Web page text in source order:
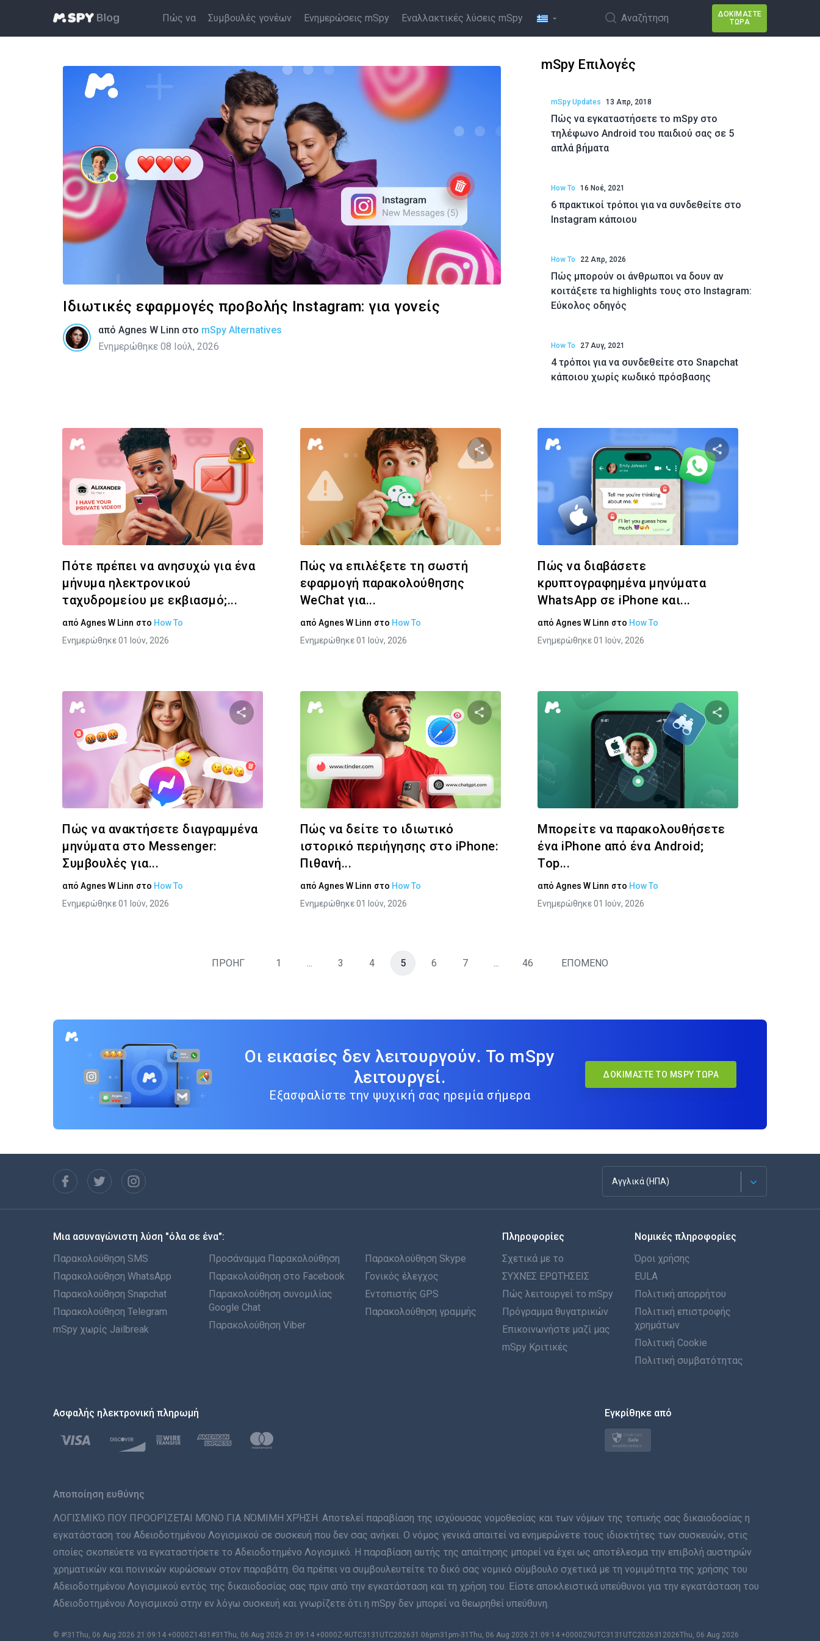
Πώς να Συμβουλές γονέων Ενημερώσεις mSpy Εναλλακτικές λύσεις mSpy Αναζήτηση
ΔΟΚΙΜΆΣΤΕ
ΤΏΡΑ
Ιδιωτικές εφαρμογές προβολής Instagram: για γονείς
από Agnes W Linn στο mSpy Alternatives
Ενημερώθηκε 08 Ιούλ, 2026
mSpy Επιλογές
mSpy Updates 13 Απρ, 2018
Πώς να εγκαταστήσετε το mSpy στο
τηλέφωνο Android του παιδιού σας σε 5
απλά βήματα
How To 16 Νοέ, 2021
6 πρακτικοί τρόποι για να συνδεθείτε στο
Instagram κάποιου
How To 22 Απρ, 2026
Πώς μπορούν οι άνθρωποι να δουν αν
κοιτάξετε τα highlights τους στο Instagram:
Εύκολος οδηγός
How To 27 Αυγ, 2021
4 τρόποι για να συνδεθείτε στο Snapchat
κάποιου χωρίς κωδικό πρόσβασης
Κοινοποιήστε αυτό το άρθρο
Twitter Facebook Αντιγραφή Συνδέσμου
Πότε πρέπει να ανησυχώ για ένα
μήνυμα ηλεκτρονικού
ταχυδρομείου με εκβιασμό;...
απόAgnes W Linn στο How To
Ενημερώθηκε 01 Ιούν, 2026
Κοινοποιήστε αυτό το άρθρο
Twitter Αντιγραφή Συνδέσμου
Πώς να επιλέξετε τη σωστή
εφαρμογή παρακολούθησης
WeChat για...
από Agnes W Linn στο How To
Ενημερώθηκε 01 Ιούν, 2026
Κοινοποιήστε αυτό
Πώς να διαβάσετε
κρυπτογραφημένα μηνύματα
WhatsApp σε iPhone και...
απόAgnes W Linn στο How To
Ενημερώθηκε 01 Ιούν, 2026
Κοινοποιήστε αυτό το άρθρο
Twitter Αντιγραφή Συνδέσμου
Πώς να ανακτήσετε διαγραμμένα
μηνύματα στο Messenger:
Συμβουλές για...
απόAgnes W Linn στο How To
Ενημερώθηκε 01 Ιούν, 2026
Κοινοποιήστε αυτό το άρθρο
Twitter Αντιγραφή Συνδέσμου
Πώς να δείτε το ιδιωτικό
ιστορικό περιήγησης στο iPhone:
Πιθανή...
από Agnes W Linn στο How To
Ενημερώθηκε 01 Ιούν, 2026
Κοινοποιήστε αυτό
Μπορείτε να παρακολουθήσετε
ένα iPhone από ένα Android;
Top...
απόAgnes W Linn στο How To
Ενημερώθηκε 01 Ιούν, 2026
ΠΡΟΗΓ 1 ... 3 4 5 6 7 ... 46 ΕΠΟΜΕΝΟ
Οι εικασίες δεν λειτουργούν. Το mSpy
λειτουργεί.
Εξασφαλίστε την ψυχική σας ηρεμία σήμερα
ΔΟΚΙΜΆΣΤΕ ΤΟ MSPY ΤΏΡΑ
Αγγλικά (ΗΠΑ)
Français
Español
Português
Italiano
العربية
Türkçe
Polski
Svenska
简体中文
Μια ασυναγώνιστη λύση "όλα σε ένα":
Παρακολούθηση SMS
Παρακολούθηση WhatsApp
Παρακολούθηση Snapchat
Παρακολούθηση Telegram
mSpy χωρίς Jailbreak
Προσάναμμα Παρακολούθηση
Παρακολούθηση στο Facebook
Παρακολούθηση συνομιλίας
Google Chat
Παρακολούθηση Viber
Παρακολούθηση Skype
Γονικός έλεγχος
Εντοπιστής GPS
Παρακολούθηση γραμμής
Πληροφορίες
Σχετικά με το
ΣΥΧΝΈΣ ΕΡΩΤΉΣΕΙΣ
Πώς λειτουργεί το mSpy
Πρόγραμμα θυγατρικών
Επικοινωνήστε μαζί μας
mSpy Κριτικές
Νομικές πληροφορίες
Όροι χρήσης
EULA
Πολιτική απορρήτου
Πολιτική επιστροφής
χρημάτων
Πολιτική Cookie
Πολιτική συμβατότητας
Ασφαλής ηλεκτρονική πληρωμή Εγκρίθηκε από
Αποποίηση ευθύνης
ΛΟΓΙΣΜΙΚΌ ΠΟΥ ΠΡΟΟΡΊΖΕΤΑΙ ΜΌΝΟ ΓΙΑ ΝΌΜΙΜΗ ΧΡΉΣΗ. Αποτελεί παραβίαση της ισχύουσας νομοθεσίας και των νόμων της τοπικής σας δικαιοδοσίας η
εγκατάσταση του Αδειοδοτημένου Λογισμικού σε συσκευή που δεν σας ανήκει. Ο νόμος γενικά απαιτεί να ενημερώνετε τους ιδιοκτήτες των συσκευών, στις
οποίες σκοπεύετε να εγκαταστήσετε το Αδειοδοτημένο Λογισμικό. Η παραβίαση αυτής της απαίτησης μπορεί να έχει ως αποτέλεσμα την επιβολή αυστηρών
χρηματικών και ποινικών κυρώσεων στον παραβάτη. Θα πρέπει να συμβουλευτείτε το δικό σας νομικό σύμβουλο σχετικά με τη νομιμότητα της χρήσης του
Αδειοδοτημένου Λογισμικού εντός της δικαιοδοσίας σας πριν από την εγκατάσταση και τη χρήση του. Είστε αποκλειστικά υπεύθυνοι για την εγκατάσταση του
Αδειοδοτημένου Λογισμικού στην εν λόγω συσκευή και γνωρίζετε ότι η mSpy δεν μπορεί να θεωρηθεί υπεύθυνη.
© #!31Thu, 06 Aug 2026 21:09:14 +0000Z1431#31Thu, 06 Aug 2026 21:09:14 +0000Z-9UTC3131UTC202631 06pm31pm-31Thu, 06 Aug 2026 21:09:14 +0000Z9UTC3131UTC2026312026Thu, 06 Aug 2026